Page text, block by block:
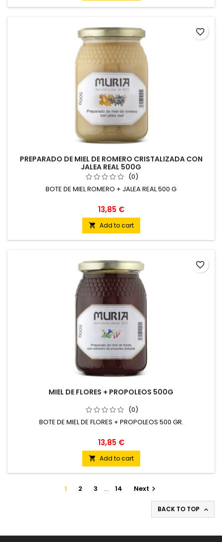
PREPARADO DE MIEL DE ROMERO CRISTALIZADA CON
JALEA REAL 500G
(0)
BOTE DE MIEL ROMERO + JALEA REAL 500 G
13,85 €
 Add to cart
favorite_border
MIEL DE FLORES + PROPOLEOS 500G
(0)
BOTE DE MIEL DE FLORES + PROPOLEOS 500 GR.
13,85 €
 Add to cart
favorite_border
1 2 3 … 14 Next 
BACK TO TOP 